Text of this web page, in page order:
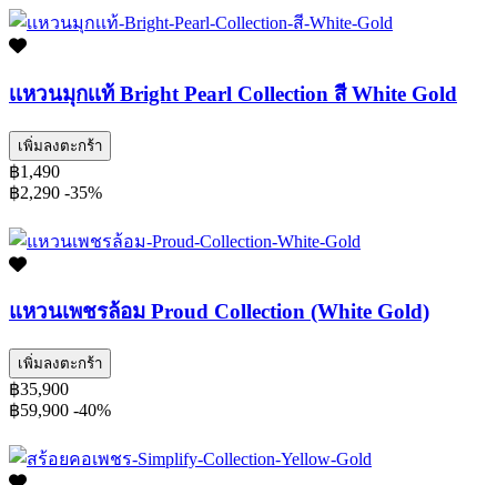
เเหวนมุกเเท้ Bright Pearl Collection สี White Gold
เพิ่มลงตะกร้า
฿1,490
฿2,290 -35%
แหวนเพชรล้อม Proud Collection (White Gold)
เพิ่มลงตะกร้า
฿35,900
฿59,900 -40%